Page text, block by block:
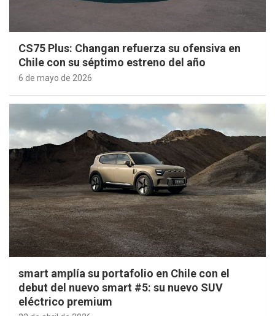
CS75 Plus: Changan refuerza su ofensiva en
Chile con su séptimo estreno del año
6 de mayo de 2026
smart amplía su portafolio en Chile con el
debut del nuevo smart #5: su nuevo SUV
eléctrico premium